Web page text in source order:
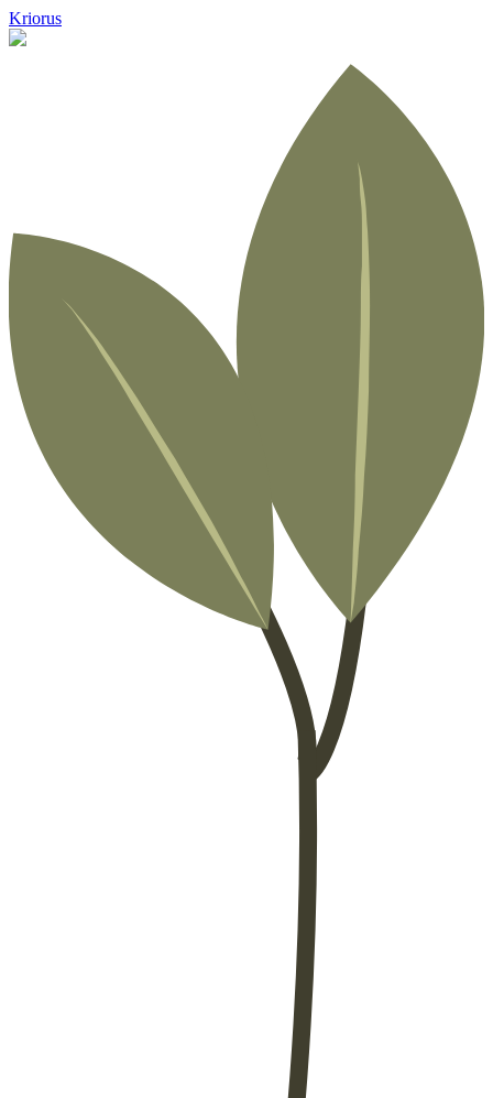
Kriorus